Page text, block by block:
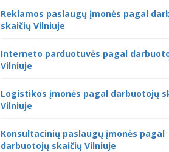
Reklamos paslaugų įmonės pagal
skaičių Vilniuje
Interneto parduotuvės pagal
Vilniuje
Logistikos įmonės pagal darbuotojų
Vilniuje
Konsultacinių paslaugų įmonės pagal
darbuotojų skaičių Vilniuje